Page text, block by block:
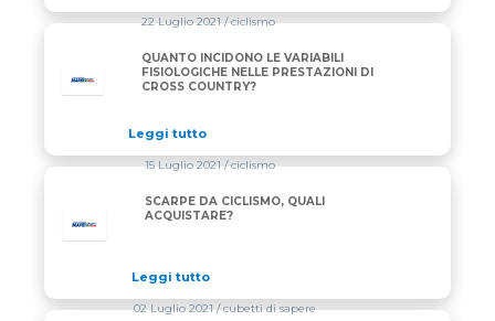
22 Luglio 2021/ ciclismo
QUANTO INCIDONO LE VARIABILI
FISIOLOGICHE NELLE PRESTAZIONI DI
CROSS COUNTRY?
Leggi tutto
15 Luglio 2021/ ciclismo
SCARPE DA CICLISMO, QUALI
ACQUISTARE?
Leggi tutto
02 Luglio 2021/ cubetti di sapere